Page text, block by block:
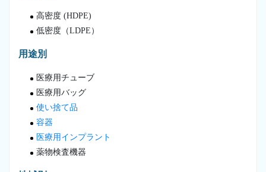
高密度 (HDPE)
低密度（LDPE）
用途別
医療用チューブ
医療用バッグ
使い捨て品
容器
医療用インプラント
薬物検査機器